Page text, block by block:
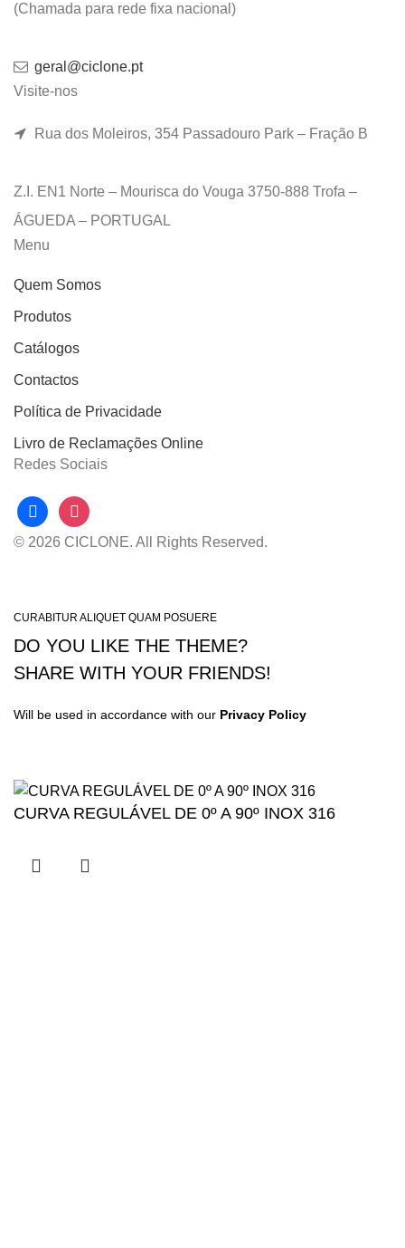
(Chamada para rede fixa nacional)
geral@ciclone.pt
Visite-nos
Rua dos Moleiros, 354 Passadouro Park – Fração B
Z.I. EN1 Norte – Mourisca do Vouga 3750-888 Trofa –
ÁGUEDA – PORTUGAL
Menu
Quem Somos
Produtos
Catálogos
Contactos
Política de Privacidade
Livro de Reclamações Online
Redes Sociais
facebookinstagram
© 2026 CICLONE. All Rights Reserved.
CURABITUR ALIQUET QUAM POSUERE
DO YOU LIKE THE THEME?
SHARE WITH YOUR FRIENDS!
Will be used in accordance with our Privacy Policy
CURVA REGULÁVEL DE 0º A 90º INOX 316